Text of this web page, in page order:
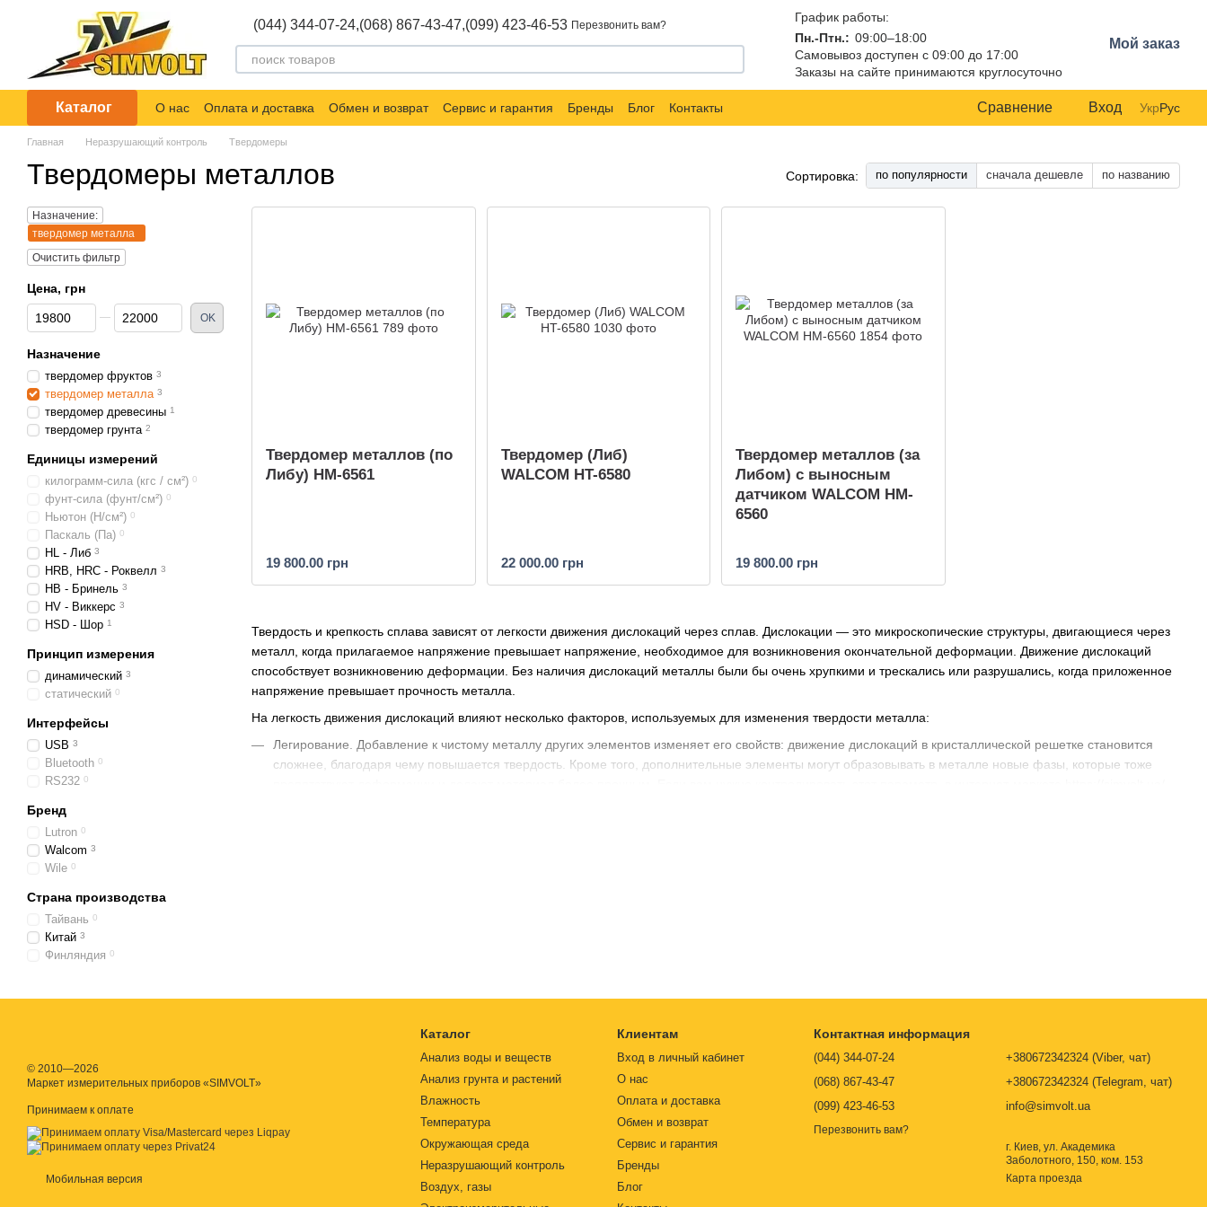
Перейти к основному контенту
(044) 344-07-24,(068) 867-43-47,(099) 423-46-53 Перезвонить вам?
График работы:
Пн.-Птн.: 09:00–18:00
Самовывоз доступен с 09:00 до 17:00
Заказы на сайте принимаются круглосуточно
Мой заказ
Каталог О нас Оплата и доставка Обмен и возврат Сервис и гарантия Бренды Блог Контакты Сравнение Вход УкрРус
Главная Неразрушающий контроль Твердомеры
Твердомеры металлов Сортировка: по популярности сначала дешевле по названию
Твердость и крепкость сплава зависят от легкости движения дислокаций через сплав. Дислокации — это микроскопические структуры, двигающиеся через
металл, когда прилагаемое напряжение превышает напряжение, необходимое для возникновения окончательной деформации. Движение дислокаций
способствует возникновению деформации. Без наличия дислокаций металлы были бы очень хрупкими и трескались или разрушались, когда приложенное
напряжение превышает прочность металла.
На легкость движения дислокаций влияют несколько факторов, используемых для изменения твердости металла:
Легирование. Добавление к чистому металлу других элементов изменяет его свойств: движение дислокаций в кристаллической решетке становится
сложнее, благодаря чему повышается твердость. Кроме того, дополнительные элементы могут образовывать в металле новые фазы, которые тоже
Твердомер металлов (по
Либу) HM-6561
19 800.00 грн
Твердомер (Либ)
WALCOM HT-6580
22 000.00 грн
Твердомер металлов (за
Либом) с выносным
датчиком WALCOM HM-
6560
19 800.00 грн
Назначение:
твердомер металла
Очистить фильтр
Цена, грн
От Цена, грн
До Цена, грн OK
Назначение
твердомер фруктов 3
твердомер металла 3
твердомер древесины 1
твердомер грунта 2
Единицы измерений
килограмм-сила (кгс / см²) 0
фунт-сила (фунт/см²) 0
Ньютон (Н/см²) 0
Паскаль (Па) 0
HL - Либ 3
HRB, HRC - Роквелл 3
HB - Бринель 3
HV - Виккерс 3
HSD - Шор 1
Принцип измерения
динамический 3
статический 0
Интерфейсы
USB 3
Bluetooth 0
RS232 0
Бренд
Lutron 0
Walcom 3
Wile 0
Страна производства
Тайвань 0
Китай 3
Финляндия 0
© 2010—2026
Маркет измерительных приборов «SIMVOLT»
Принимаем к оплате
Мобильная версия
Каталог
Анализ воды и веществ
Анализ грунта и растений
Влажность
Температура
Окружающая среда
Неразрушающий контроль
Воздух, газы
Клиентам
Вход в личный кабинет
О нас
Оплата и доставка
Обмен и возврат
Сервис и гарантия
Бренды
Блог
Контактная информация
(044) 344-07-24
(068) 867-43-47
(099) 423-46-53
Перезвонить вам?
+380672342324 (Viber, чат)
+380672342324 (Telegram, чат)
info@simvolt.ua
г. Киев, ул. Академика
Заболотного, 150, ком. 153
Карта проезда